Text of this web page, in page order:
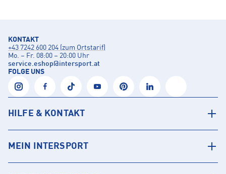
KONTAKT
+43 7242 600 204 (zum Ortstarif)
Mo. – Fr. 08:00 – 20:00 Uhr
service.eshop@intersport.at
FOLGE UNS
HILFE & KONTAKT
MEIN INTERSPORT